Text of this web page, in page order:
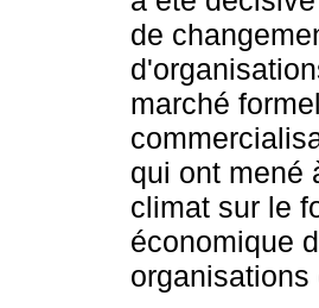
de
marché
qui ont mené
climat sur le
économique
organisations